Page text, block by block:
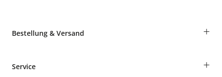
Bestellung & Versand +
Informationen zur Lieferung
Service +